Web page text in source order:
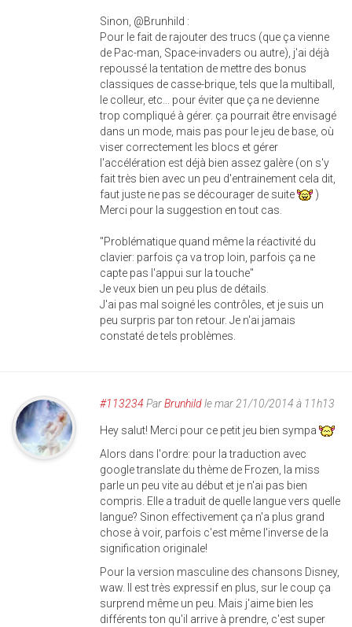
Sinon, @Brunhild :
Pour le fait de rajouter des trucs (que ça vienne
de Pac-man, Space-invaders ou autre), j'ai déjà
repoussé la tentation de mettre des bonus
classiques de casse-brique, tels que la multiball,
le colleur, etc... pour éviter que ça ne devienne
trop compliqué à gérer. ça pourrait être envisagé
dans un mode, mais pas pour le jeu de base, où
viser correctement les blocs et gérer
l'accélération est déjà bien assez galère (on s'y
fait très bien avec un peu d'entrainement cela dit,
faut juste ne pas se décourager de suite
)
Merci pour la suggestion en tout cas.
"Problématique quand même la réactivité du
clavier: parfois ça va trop loin, parfois ça ne
capte pas l'appui sur la touche"
Je veux bien un peu plus de détails.
J'ai pas mal soigné les contrôles, et je suis un
peu surpris par ton retour. Je n'ai jamais
constaté de tels problèmes.
#113234 ParBrunhildle mar 21/10/2014 à 11h13
Hey salut! Merci pour ce petit jeu bien sympa
Alors dans l'ordre: pour la traduction avec
google translate du thème de Frozen, la miss
parle un peu vite au début et je n'ai pas bien
compris. Elle a traduit de quelle langue vers quelle
langue? Sinon effectivement ça n'a plus grand
chose à voir, parfois c'est même l'inverse de la
signification originale!
Pour la version masculine des chansons Disney,
waw. Il est très expressif en plus, sur le coup ça
surprend même un peu. Mais j'aime bien les
différents ton qu'il arrive à prendre, c'est super